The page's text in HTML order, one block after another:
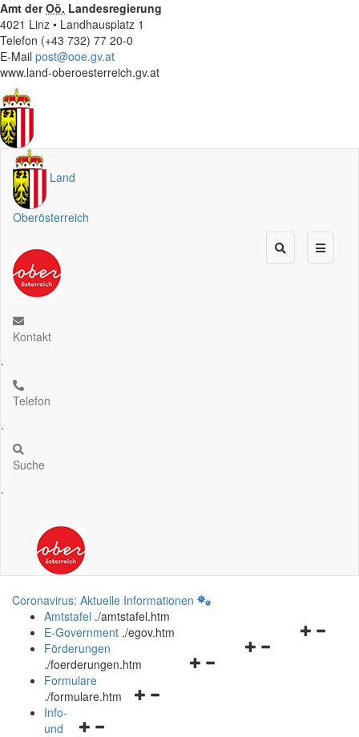
Amt derOö. Landesregierung
4021 Linz • Landhausplatz 1
Telefon (+43 732) 77 20-0
E-Mail post@ooe.gv.at
www.land-oberoesterreich.gv.at
Land
Oberösterreich
Kontakt
.
Telefon
.
Suche
.
Coronavirus: Aktuelle Informationen
Amtstafel ./amtstafel.htm
Navigationsmenü
E-Government ./egov.htm
Navigationsmenü
Förderungen
./foerderungen.htm
Navigationsmenü
Formulare
./formulare.htm
Navigationsmenü
Info-
und